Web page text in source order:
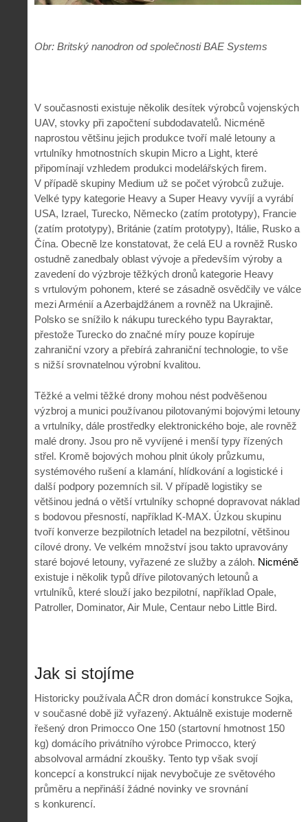
Obr: Britský nanodron od společnosti BAE Systems
V současnosti existuje několik desítek výrobců vojenských
UAV, stovky při započtení subdodavatelů. Nicméně
naprostou většinu jejich produkce tvoří malé letouny a
vrtulníky hmotnostních skupin Micro a Light, které
připomínají vzhledem produkci modelářských firem.
V případě skupiny Medium už se počet výrobců zužuje.
Velké typy kategorie Heavy a Super Heavy vyvíjí a vyrábí
USA, Izrael, Turecko, Německo (zatím prototypy), Francie
(zatím prototypy), Británie (zatím prototypy), Itálie, Rusko a
Čína. Obecně lze konstatovat, že celá EU a rovněž Rusko
ostudně zanedbaly oblast vývoje a především výroby a
zavedení do výzbroje těžkých dronů kategorie Heavy
s vrtulovým pohonem, které se zásadně osvědčily ve válce
mezi Arménií a Azerbajdžánem a rovněž na Ukrajině.
Polsko se snížilo k nákupu tureckého typu Bayraktar,
přestože Turecko do značné míry pouze kopíruje
zahraniční vzory a přebírá zahraniční technologie, to vše
s nižší srovnatelnou výrobní kvalitou.
Těžké a velmi těžké drony mohou nést podvěšenou
výzbroj a munici používanou pilotovanými bojovými letouny
a vrtulníky, dále prostředky elektronického boje, ale rovněž
malé drony. Jsou pro ně vyvíjené i menší typy řízených
střel. Kromě bojových mohou plnit úkoly průzkumu,
systémového rušení a klamání, hlídkování a logistické i
další podpory pozemních sil. V případě logistiky se
většinou jedná o větší vrtulníky schopné dopravovat náklad
s bodovou přesností, například K-MAX. Úzkou skupinu
tvoří konverze bezpilotních letadel na bezpilotní, většinou
cílové drony. Ve velkém množství jsou takto upravovány
staré bojové letouny, vyřazené ze služby a záloh. Nicméně
existuje i několik typů dříve pilotovaných letounů a
vrtulníků, které slouží jako bezpilotní, například Opale,
Patroller, Dominator, Air Mule, Centaur nebo Little Bird.
Jak si stojíme
Historicky používala AČR dron domácí konstrukce Sojka,
v současné době již vyřazený. Aktuálně existuje moderně
řešený dron Primocco One 150 (startovní hmotnost 150
kg) domácího privátního výrobce Primocco, který
absolvoval armádní zkoušky. Tento typ však svojí
koncepcí a konstrukcí nijak nevybočuje ze světového
průměru a nepřináší žádné novinky ve srovnání
s konkurencí.